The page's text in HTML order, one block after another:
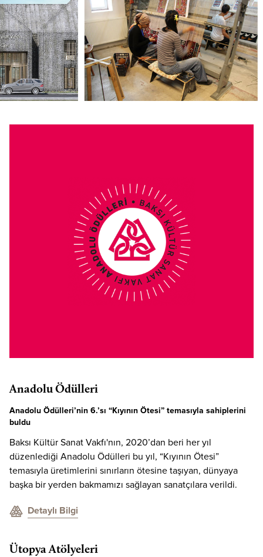
Anadolu Ödülleri
Anadolu Ödülleri’nin 6.’sı “Kıyının Ötesi” temasıyla sahiplerini
buldu
Baksı Kültür Sanat Vakfı'nın, 2020’dan beri her yıl
düzenlediği Anadolu Ödülleri bu yıl, “Kıyının Ötesi”
temasıyla üretimlerini sınırların ötesine taşıyan, dünyaya
başka bir yerden bakmamızı sağlayan sanatçılara verildi.
Detaylı Bilgi
Ütopya Atölyeleri